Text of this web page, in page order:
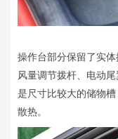
操作台部分保留了实体
风量调节拨杆、电动
是尺寸比较大的储物
散热。